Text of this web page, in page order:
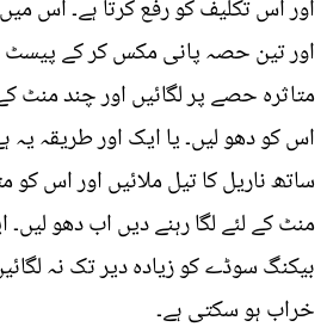
اور اس تکلیف کو رفع کرتا ہے۔ اس
اور تین حصہ پانی مکس کر کے پیسٹ
متاثرہ حصے پر لگائیں اور چند منٹ
اس کو دھو لیں۔ یا ایک اور طریقہ
منٹ کے لئے لگا رہنے دیں اب دھو
بیکنگ سوڈے کو زیادہ دیر تک نہ
خراب ہو سکتی ہے۔